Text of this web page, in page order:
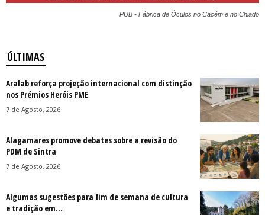
PUB - Fábrica de Óculos no Cacém e no Chiado
ÚLTIMAS
Aralab reforça projeção internacional com distinção
nos Prémios Heróis PME
7 de Agosto, 2026
Alagamares promove debates sobre a revisão do
PDM de Sintra
7 de Agosto, 2026
Algumas sugestões para fim de semana de cultura
e tradição em...